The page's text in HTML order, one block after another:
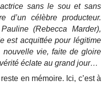
sans le sou et sans
d’un célèbre producteur.
(Rebecca Marder),
est acquittée pour légitime
nouvelle vie, faite de gloire
éclate au grand jour…
en mémoire. Ici, c’est à